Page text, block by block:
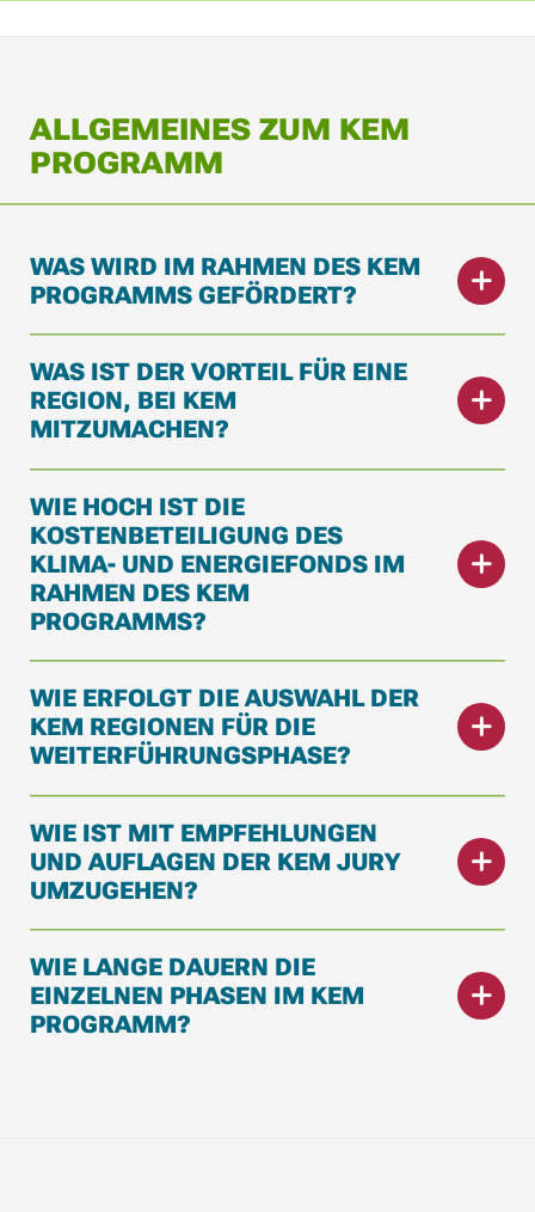
ALLGEMEINES ZUM KEM
PROGRAMM
WAS WIRD IM RAHMEN DES KEM
PROGRAMMS GEFÖRDERT?
WAS IST DER VORTEIL FÜR EINE
REGION, BEI KEM
MITZUMACHEN?
WIE HOCH IST DIE
KOSTENBETEILIGUNG DES
KLIMA- UND ENERGIEFONDS IM
RAHMEN DES KEM
PROGRAMMS?
WIE ERFOLGT DIE AUSWAHL DER
KEM REGIONEN FÜR DIE
WEITERFÜHRUNGSPHASE?
WIE IST MIT EMPFEHLUNGEN
UND AUFLAGEN DER KEM JURY
UMZUGEHEN?
WIE LANGE DAUERN DIE
EINZELNEN PHASEN IM KEM
PROGRAMM?